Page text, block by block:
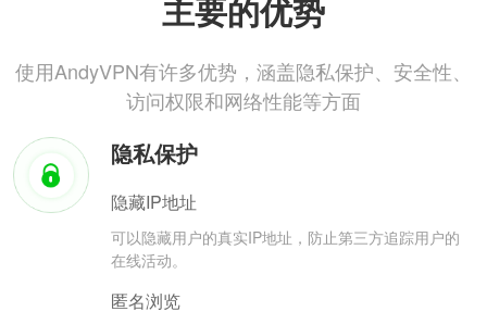
主要的优势
使用AndyVPN有许多优势，涵盖隐私保护、安全性、
访问权限和网络性能等方面
隐私保护
隐藏IP地址
可以隐藏用户的真实IP地址，防止第三方追踪用户的
在线活动。
匿名浏览